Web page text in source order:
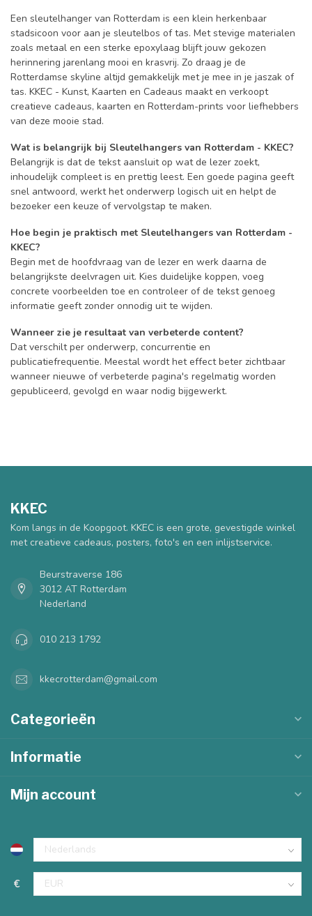
Een sleutelhanger van Rotterdam is een klein herkenbaar
stadsicoon voor aan je sleutelbos of tas. Met stevige materialen
zoals metaal en een sterke epoxylaag blijft jouw gekozen
herinnering jarenlang mooi en krasvrij. Zo draag je de
Rotterdamse skyline altijd gemakkelijk met je mee in je jaszak of
tas. KKEC - Kunst, Kaarten en Cadeaus maakt en verkoopt
creatieve cadeaus, kaarten en Rotterdam-prints voor liefhebbers
van deze mooie stad.
Wat is belangrijk bij Sleutelhangers van Rotterdam - KKEC?
Belangrijk is dat de tekst aansluit op wat de lezer zoekt,
inhoudelijk compleet is en prettig leest. Een goede pagina geeft
snel antwoord, werkt het onderwerp logisch uit en helpt de
bezoeker een keuze of vervolgstap te maken.
Hoe begin je praktisch met Sleutelhangers van Rotterdam -
KKEC?
Begin met de hoofdvraag van de lezer en werk daarna de
belangrijkste deelvragen uit. Kies duidelijke koppen, voeg
concrete voorbeelden toe en controleer of de tekst genoeg
informatie geeft zonder onnodig uit te wijden.
Wanneer zie je resultaat van verbeterde content?
Dat verschilt per onderwerp, concurrentie en
publicatiefrequentie. Meestal wordt het effect beter zichtbaar
wanneer nieuwe of verbeterde pagina's regelmatig worden
gepubliceerd, gevolgd en waar nodig bijgewerkt.
KKEC
Kom langs in de Koopgoot. KKEC is een grote, gevestigde winkel
met creatieve cadeaus, posters, foto's en een inlijstservice.
Beurstraverse 186
3012 AT Rotterdam
Nederland
010 213 1792
kkecrotterdam@gmail.com
Categorieën
Informatie
Mijn account
€